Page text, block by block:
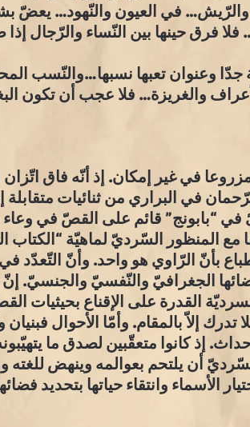
في العيون والنّهود… يعضّ
فرق حينها بين النّساء والرّجال
جدّا وعنوان تعبها نسبها…والنّسب
والغريزة… فلا عجب أن تكون
في غير إمكان. إذ أنّه فاق
في البراري من ثنائيات متقابلة
في “بابونج” قائم على القصّ في
مع المنظور السّرديّ لماهيّة
بأنّ الرّاوي هو واحد. وأنّ التّعدّد
الجغرافيّ والنّفسيّ والجنسيّ. إنّ
القدرة على الإقناع بحيثيات
تدرك إلاّ بالمقام. وأمّا الأحوال
إذ كانوا متعقّبين لصدق ما
السّرديّ أن يلتحم بعوالمه وينهض
الأسماء وانتقاء حياتها بتحديد